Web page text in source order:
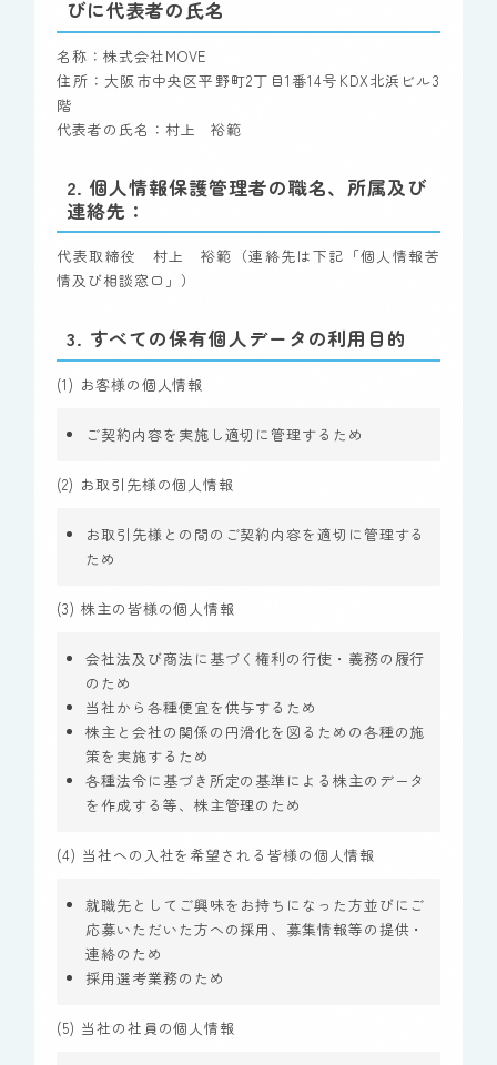
びに代表者の氏名
名称：株式会社MOVE
住所：大阪市中央区平野町2丁目1番14号KDX北浜ビル3
階
代表者の氏名：村上 裕範
2. 個人情報保護管理者の職名、所属及び
連絡先：
代表取締役 村上 裕範（連絡先は下記「個人情報苦
情及び相談窓口」）
3. すべての保有個人データの利用目的
(1) お客様の個人情報
ご契約内容を実施し適切に管理するため
(2) お取引先様の個人情報
お取引先様との間のご契約内容を適切に管理する
ため
(3) 株主の皆様の個人情報
会社法及び商法に基づく権利の行使・義務の履行
のため
当社から各種便宜を供与するため
株主と会社の関係の円滑化を図るための各種の施
策を実施するため
各種法令に基づき所定の基準による株主のデータ
を作成する等、株主管理のため
(4) 当社への入社を希望される皆様の個人情報
就職先としてご興味をお持ちになった方並びにご
応募いただいた方への採用、募集情報等の提供・
連絡のため
採用選考業務のため
(5) 当社の社員の個人情報